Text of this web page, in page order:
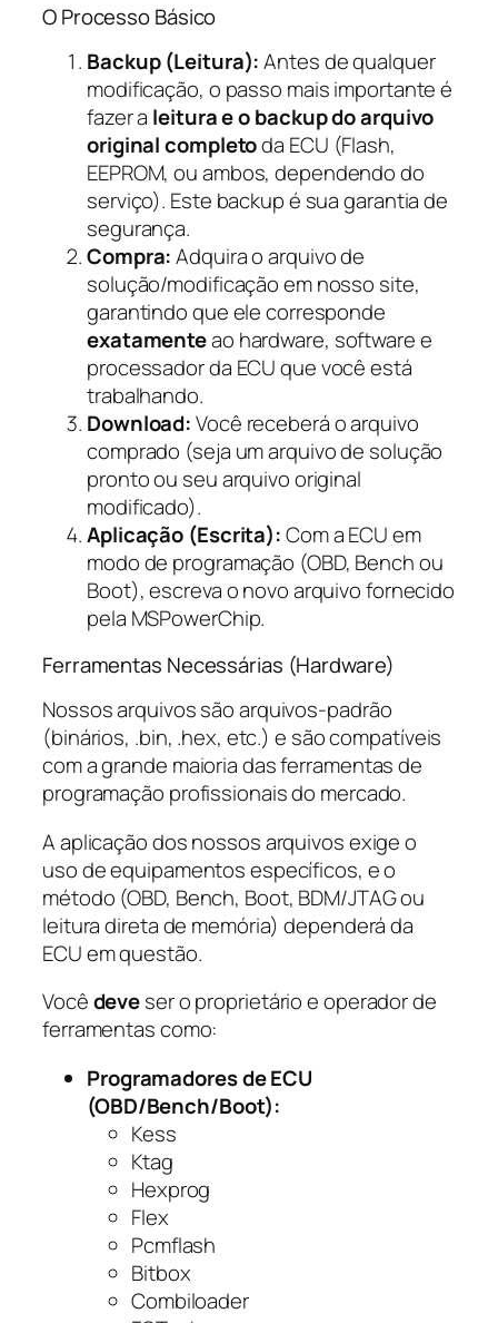
O Processo Básico
Backup (Leitura):Antes de qualquer
modificação, o passo mais importante é
fazer a leitura e o backup do arquivo
original completoda ECU (Flash,
EEPROM, ou ambos, dependendo do
serviço). Este backup é sua garantia de
segurança.
Compra:Adquira o arquivo de
solução/modificação em nosso site,
garantindo que ele corresponde
exatamenteao hardware, software e
processador da ECU que você está
trabalhando.
Download:Você receberá o arquivo
comprado (seja um arquivo de solução
pronto ou seu arquivo original
modificado).
Aplicação (Escrita):Com a ECU em
modo de programação (OBD, Bench ou
Boot), escreva o novo arquivo fornecido
pela MSPowerChip.
Ferramentas Necessárias (Hardware)
Nossos arquivos são arquivos-padrão
(binários, .bin, .hex, etc.) e são compatíveis
com a grande maioria das ferramentas de
programação profissionais do mercado.
A aplicação dos nossos arquivos exige o
uso de equipamentos específicos, e o
método (OBD, Bench, Boot, BDM/JTAG ou
leitura direta de memória) dependerá da
ECU em questão.
Vocêdeveser o proprietário e operador de
ferramentas como:
Programadores de ECU
(OBD/Bench/Boot):
Kess
Ktag
Hexprog
Flex
Pcmflash
Bitbox
Combiloader